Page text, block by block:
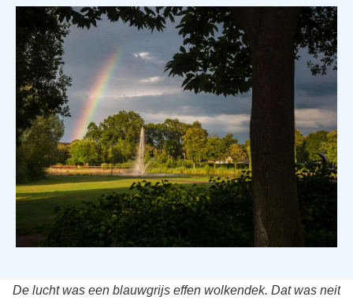
De lucht was een blauwgrijs effen wolkendek. Dat was neit